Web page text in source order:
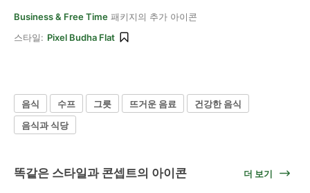
Business & Free Time 패키지의 추가 아이콘
스타일: Pixel Budha Flat
음식 수프 그릇 뜨거운 음료
건강한 음식
음식과 식당
똑같은 스타일과 콘셉트의 아이콘 더 보기